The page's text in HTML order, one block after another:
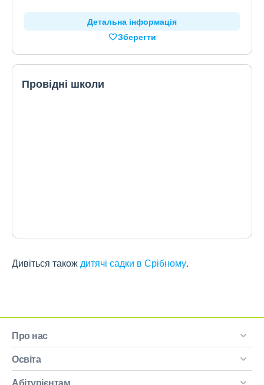
Детальна інформація
Зберегти
Провідні школи
Дивіться такождитячі садки в Срібному.
Про нас
Освіта